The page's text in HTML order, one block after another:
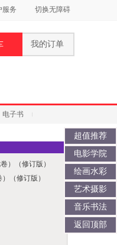
服务 切换无障碍
我的订单
电子书
超值推荐
电影学院
绘画水彩
艺术摄影
音乐书法
返回顶部
（修订版）